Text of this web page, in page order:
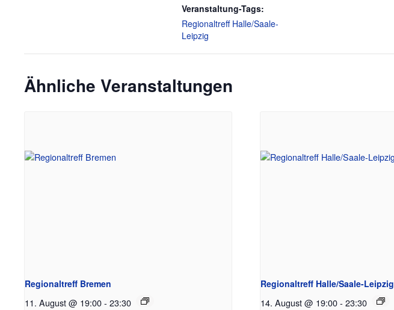
Veranstaltung-Tags:
Regionaltreff Halle/Saale-
Leipzig
Ähnliche Veranstaltungen
Regionaltreff Bremen
11. August @ 19:00- 23:30
Regionaltreff Halle/Saale-Leipzig
14. August @ 19:00 - 23:30